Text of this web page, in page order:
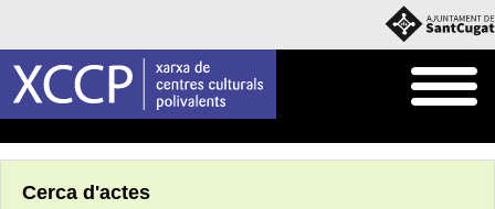
Cerca d'actes